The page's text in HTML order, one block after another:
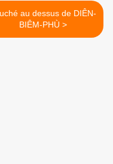
au dessus de DIÊN-
BIÊM-PHÙ >